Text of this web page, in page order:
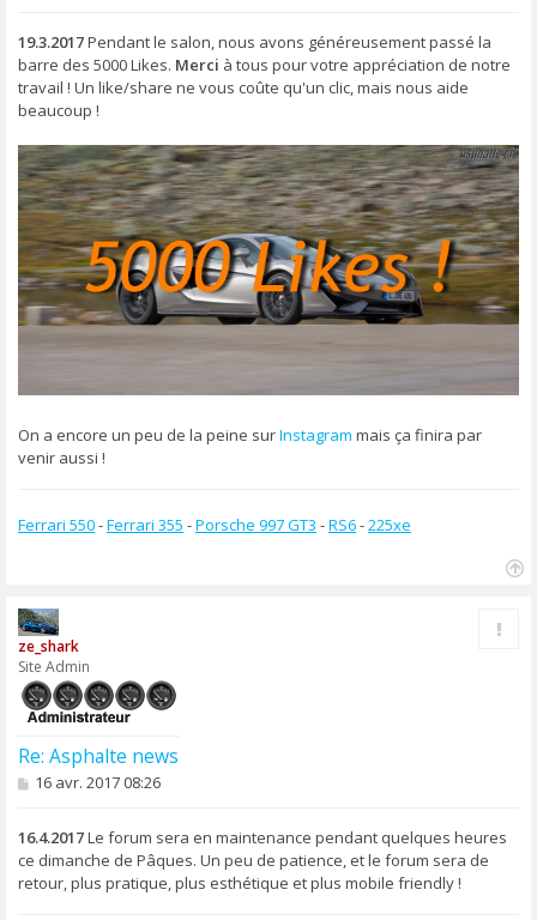
s
a
g
e
19.3.2017Pendant le salon, nous avons généreusement passé la
barre des 5000 Likes. Merci à tous pour votre appréciation de notre
travail ! Un like/share ne vous coûte qu'un clic, mais nous aide
beaucoup !
On a encore un peu de la peine surInstagram mais ça finira par
venir aussi !
Ferrari 550-Ferrari 355 -Porsche 997 GT3 -RS6-225xe
ze_shark
Site Admin
Re: Asphalte news
M
s
a
g
e
16 avr. 2017 08:26
16.4.2017Le forum sera en maintenance pendant quelques heures
ce dimanche de Pâques. Un peu de patience, et le forum sera de
retour, plus pratique, plus esthétique et plus mobile friendly !